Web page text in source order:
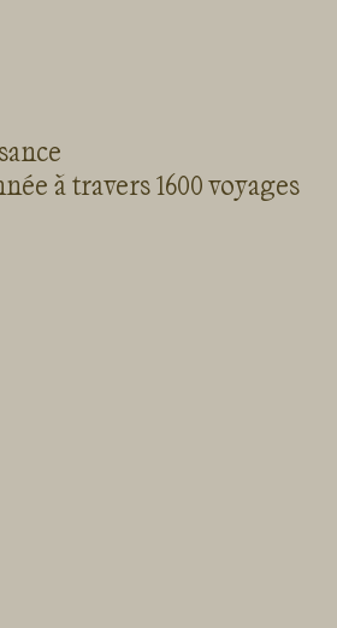
à travers 1600 voyages